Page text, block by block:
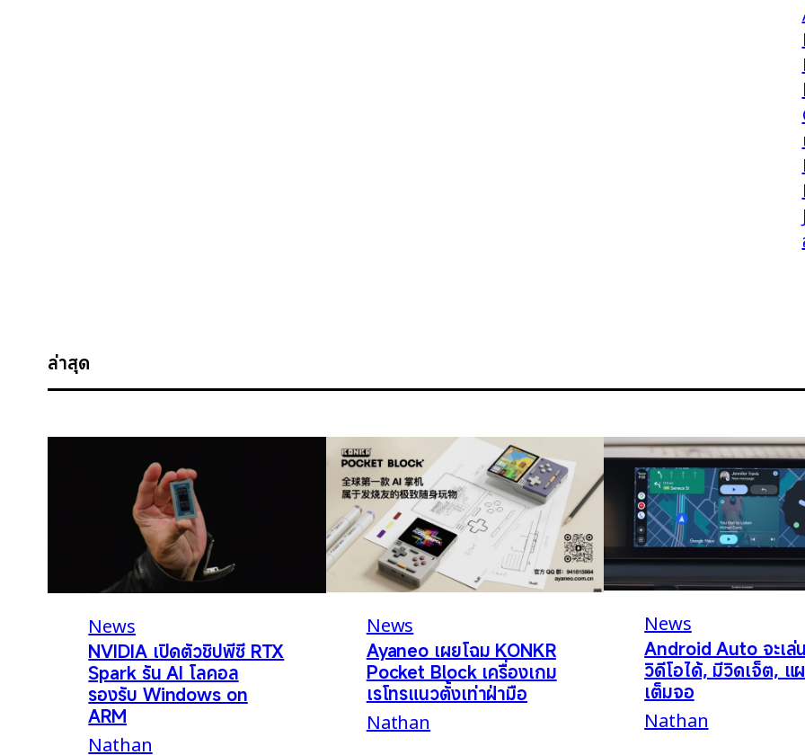
ล่าสุด
News
NVIDIA เปิดตัวชิปพีซี RTX
Spark รัน AI โลคอล
รองรับ Windows on
ARM
Nathan
News
Ayaneo เผยโฉม KONKR
Pocket Block เครื่องเกม
เรโทรแนวตั้งเท่าฝ่ามือ
Nathan
News
Android Auto จะเล่
วิดีโอได้, มีวิดเจ็ต, แ
เต็มจอ
Nathan